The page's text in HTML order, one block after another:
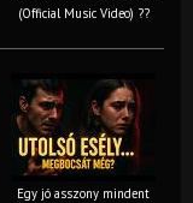
(Official Music Video) ??
Egy jó asszony mindent